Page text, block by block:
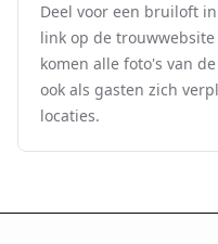
Deel voor een bruiloft
link op de
komen alle foto's van
ook als gasten zich
locaties.